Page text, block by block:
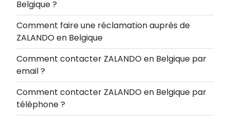
Belgique ?
Comment faire une réclamation auprès de
ZALANDO en Belgique
Comment contacter ZALANDO en Belgique par
email ?
Comment contacter ZALANDO en Belgique par
téléphone ?